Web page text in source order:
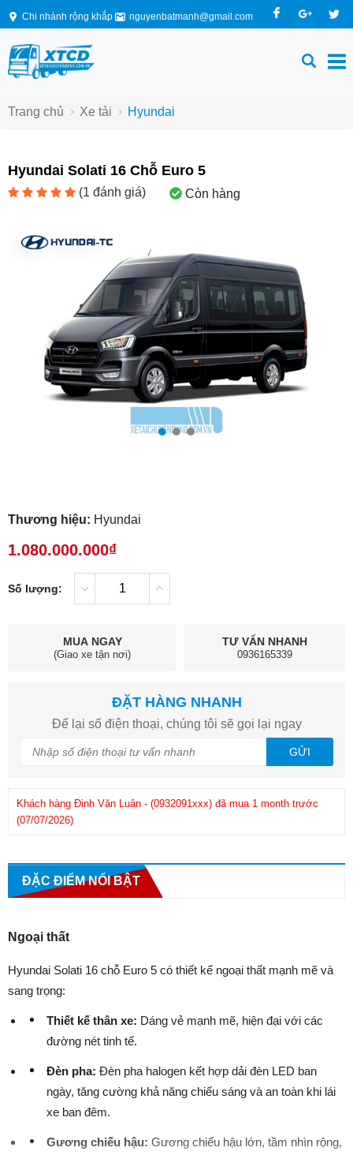
Chi nhánh rộng khắp nguyenbatmanh@gmail.com
Trang chủ Xe tải Hyundai
Hyundai Solati 16 Chỗ Euro 5
(1 đánh giá) Còn hàng
Thương hiệu: Hyundai
1.080.000.000₫
Số lượng:
MUA NGAY
(Giao xe tận nơi)
TƯ VẤN NHANH
0936165339
ĐẶT HÀNG NHANH
Để lại số điện thoại, chúng tôi sẽ gọi lại ngay
GỬI
Khách hàng Phuong- (0908286xxx)đã mua 1 month trước
(25/06/2026)
ĐẶC ĐIỂM NỔI BẬT
Ngoại thất
Hyundai Solati 16 chỗ Euro 5 có thiết kế ngoại thất mạnh mẽ và
sang trọng:
Thiết kế thân xe: Dáng vẻ mạnh mẽ, hiện đại với các
đường nét tinh tế.
Đèn pha: Đèn pha halogen kết hợp dải đèn LED ban
ngày, tăng cường khả năng chiếu sáng và an toàn khi lái
xe ban đêm.
Gương chiếu hậu: Gương chiếu hậu lớn, tầm nhìn rộng,